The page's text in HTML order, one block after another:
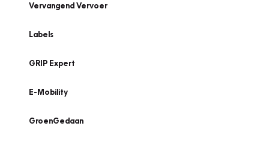
Vervangend Vervoer
Labels
GRIP Expert
E-Mobility
GroenGedaan